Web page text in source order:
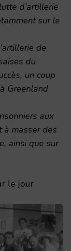
d’artillerie
sur le
de
du
un coup
Greenland
aux
masser des
ainsi que sur
le jour